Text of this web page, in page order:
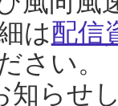
は配信
さい。
知らせ